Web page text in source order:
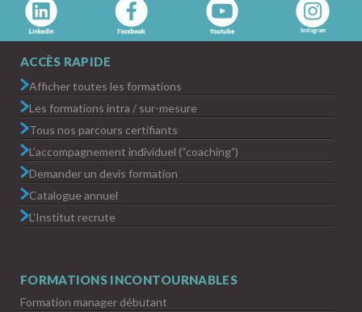
ACCÈS RAPIDE
Afficher toutes les formations
Les formations intra / sur-mesure
Tous nos parcours certifiants
L’accompagnement individuel (“coaching”)
Demander un devis formation
Catalogue annuel
L’Institut recrute
FORMATIONS INCONTOURNABLES
Formation manager débutant